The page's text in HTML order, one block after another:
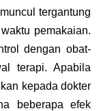
tergantung
pemakaian.
dengan obat-
terapi. Apabila
kepada dokter
beberapa efek